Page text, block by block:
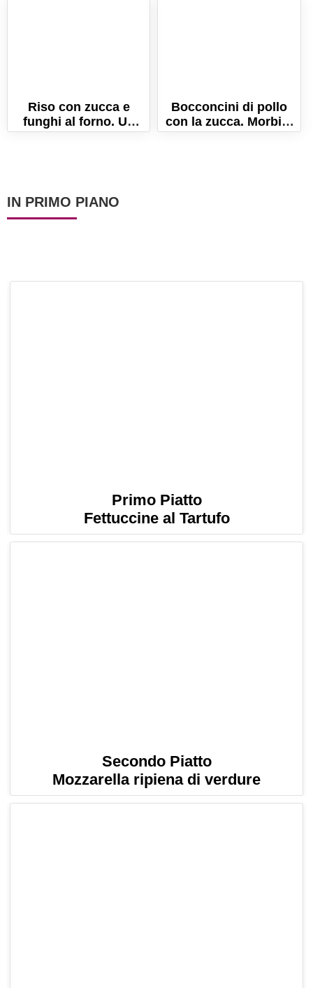
Riso con zucca e
funghi al forno. Un
timballo ricco e
Bocconcini di pollo
con la zucca. Morbidi
e saporiti!
IN PRIMO PIANO
Primo Piatto
Fettuccine al Tartufo
Secondo Piatto
Mozzarella ripiena di verdure